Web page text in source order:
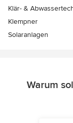
Klär- &
Klempner
Solaranlagen
Warum